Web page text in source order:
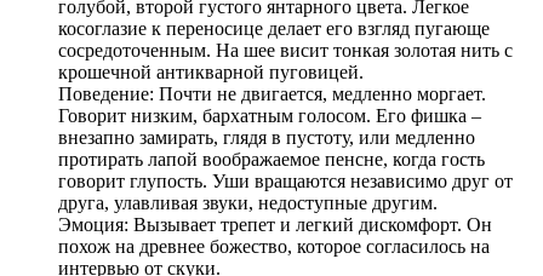
голубой, второй густого янтарного цвета. Легкое
косоглазие к переносице делает его взгляд пугающе
сосредоточенным. На шее висит тонкая золотая нить с
крошечной антикварной пуговицей.
Поведение: Почти не двигается, медленно моргает.
Говорит низким, бархатным голосом. Его фишка –
внезапно замирать, глядя в пустоту, или медленно
протирать лапой воображаемое пенсне, когда гость
говорит глупость. Уши вращаются независимо друг от
друга, улавливая звуки, недоступные другим.
Эмоция: Вызывает трепет и легкий дискомфорт. Он
похож на древнее божество, которое согласилось на
интервью от скуки.